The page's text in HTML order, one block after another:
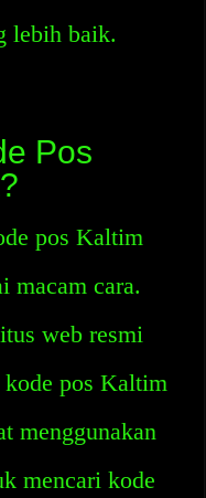
lebih baik.
Pos
pos Kaltim
macam cara.
web resmi
kode pos Kaltim
menggunakan
mencari kode